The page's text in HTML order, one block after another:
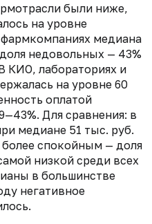
были ниже,
на уровне
медиана
недовольных — 43%
КИО, лабораториях и
на уровне 60
оплатой
Для сравнения: в
медиане 51 тыс. руб.
спокойным — доля
низкой среди всех
в большинстве
негативное